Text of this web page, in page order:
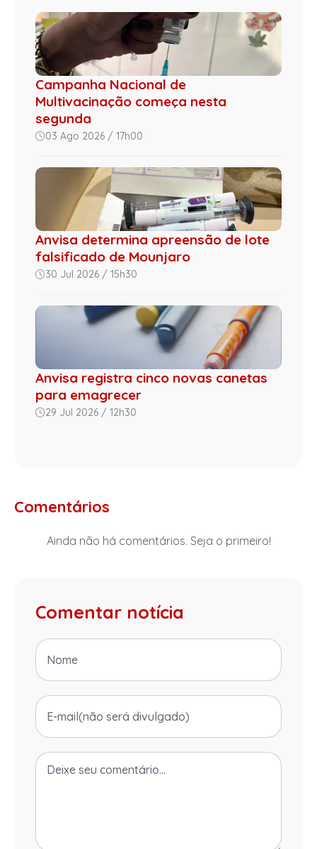
Campanha Nacional de
Multivacinação começa nesta
segunda
03 Ago 2026 / 17h00
Anvisa determina apreensão de lote
falsificado de Mounjaro
30 Jul 2026 / 15h30
Anvisa registra cinco novas canetas
para emagrecer
29 Jul 2026 / 12h30
Comentários
Ainda não há comentários. Seja o primeiro!
Comentar notícia